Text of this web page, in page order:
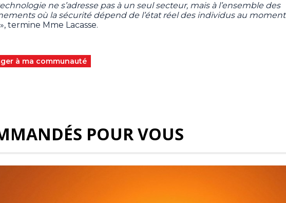
ne s’adresse pas à un seul secteur, mais à l’ensemble des
où la sécurité dépend de l’état réel des individus au moment
termine Mme Lacasse.
à ma communauté
POUR VOUS